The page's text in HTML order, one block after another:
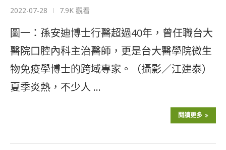
2022-07-28 7.9K 觀看
圖一：孫安迪博士行醫超過40年，曾任職台大
醫院口腔內科主治醫師，更是台大醫學院微生
物免疫學博士的跨域專家。（攝影／江建泰）
夏季炎熱，不少人 …
閱讀更多